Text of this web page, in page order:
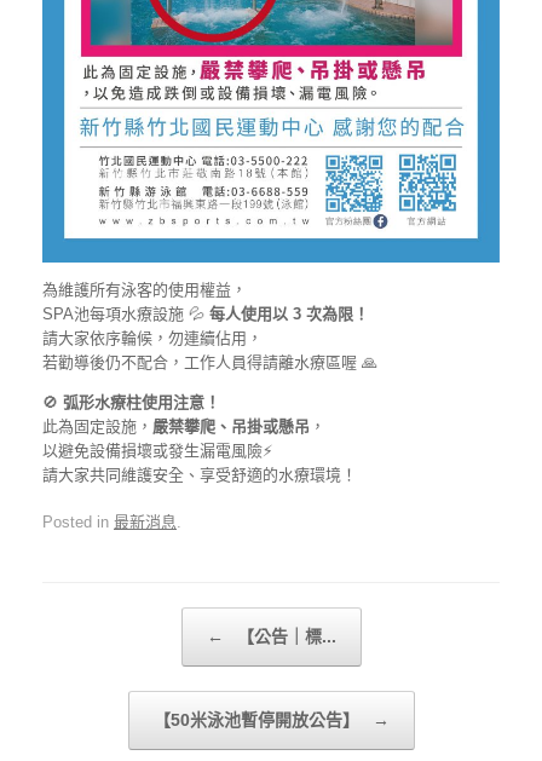
為維護所有泳客的使用權益，
SPA池每項水療設施 💦 每人使用以 3 次為限！
請大家依序輪候，勿連續佔用，
若勸導後仍不配合，工作人員得請離水療區喔 🙏
🚫 弧形水療柱使用注意！
此為固定設施， 嚴禁攀爬、吊掛或懸吊 ，
以避免設備損壞或發生漏電風險⚡
請大家共同維護安全、享受舒適的水療環境！
Posted in 最新消息.
← 【公告｜標...
【50米泳池暫停開放公告】 →